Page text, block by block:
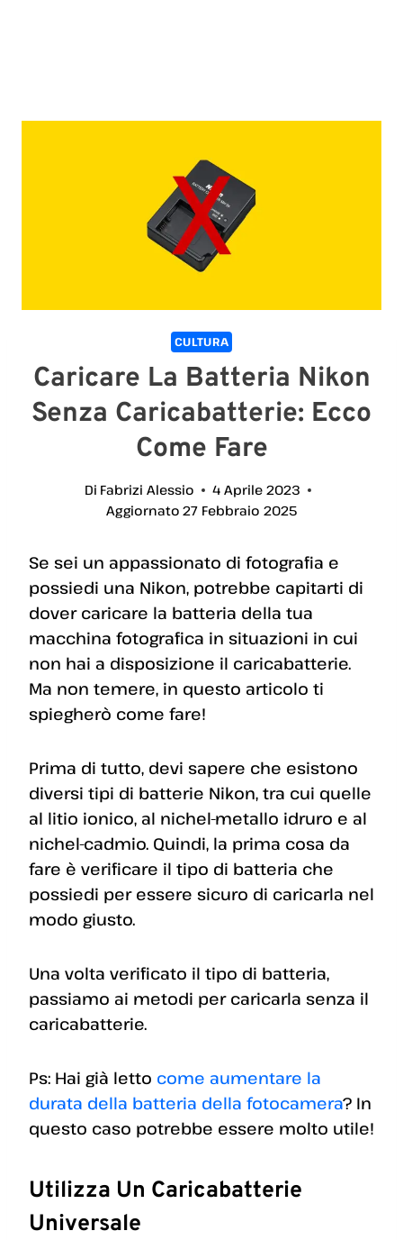
CULTURA
Caricare La Batteria Nikon
Senza Caricabatterie: Ecco
Come Fare
Di Fabrizi Alessio
4 Aprile 2023
Aggiornato 27 Febbraio 2025
Se sei un appassionato di fotografia e
possiedi una Nikon, potrebbe capitarti di
dover caricare la batteria della tua
macchina fotografica in situazioni in cui
non hai a disposizione il caricabatterie.
Ma non temere, in questo articolo ti
spiegherò come fare!
Prima di tutto, devi sapere che esistono
diversi tipi di batterie Nikon, tra cui quelle
al litio ionico, al nichel-metallo idruro e al
nichel-cadmio. Quindi, la prima cosa da
fare è verificare il tipo di batteria che
possiedi per essere sicuro di caricarla nel
modo giusto.
Una volta verificato il tipo di batteria,
passiamo ai metodi per caricarla senza il
caricabatterie.
Ps: Hai già letto come aumentare la
durata della batteria della fotocamera? In
questo caso potrebbe essere molto utile!
Utilizza Un Caricabatterie
Universale